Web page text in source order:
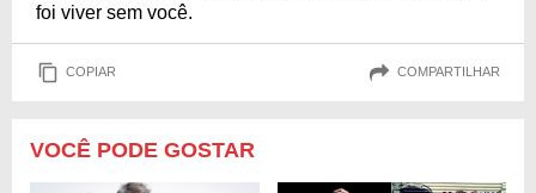
foi viver sem você.
COPIAR COMPARTILHAR
VOCÊ PODE GOSTAR